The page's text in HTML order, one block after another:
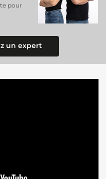
pour
un expert